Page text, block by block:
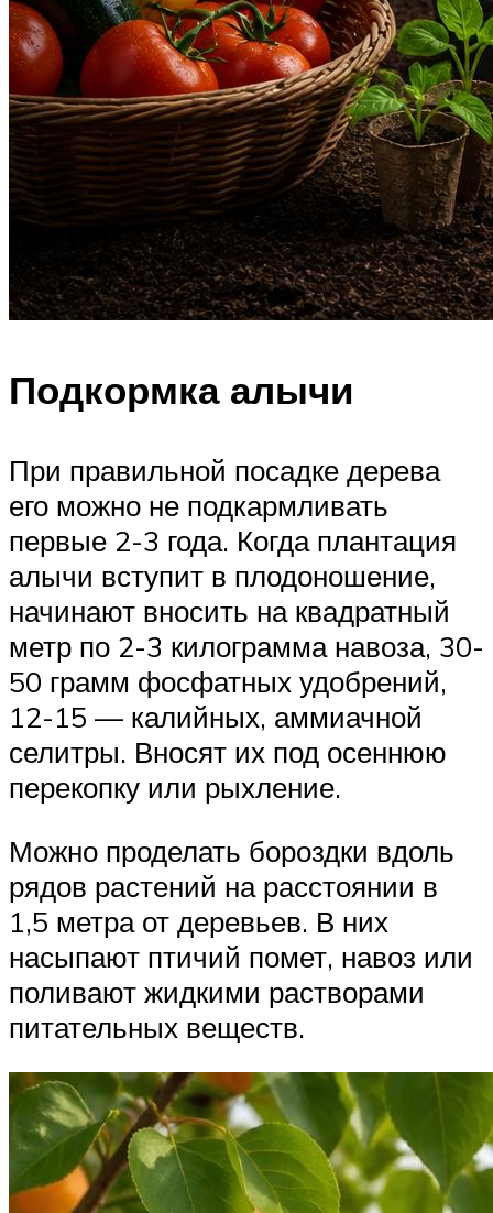
Подкормка алычи
При правильной посадке дерева
его можно не подкармливать
первые 2-3 года. Когда плантация
алычи вступит в плодоношение,
начинают вносить на квадратный
метр по 2-3 килограмма навоза, 30-
50 грамм фосфатных удобрений,
12-15 — калийных, аммиачной
селитры. Вносят их под осеннюю
перекопку или рыхление.
Можно проделать бороздки вдоль
рядов растений на расстоянии в
1,5 метра от деревьев. В них
насыпают птичий помет, навоз или
поливают жидкими растворами
питательных веществ.